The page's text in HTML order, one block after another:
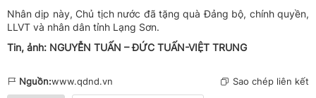
Nhân dịp này, Chủ tịch nước đã tặng quà Đảng bộ, chính quyền,
LLVT và nhân dân tỉnh Lạng Sơn.
Tin, ảnh: NGUYỄN TUẤN – ĐỨC TUẤN-VIỆT TRUNG
Nguồn:www.qdnd.vn Sao chép liên kết